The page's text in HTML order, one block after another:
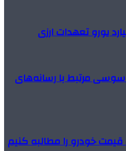
مرتبط با رسانه‌های
خودرو را مطالبه کنیم